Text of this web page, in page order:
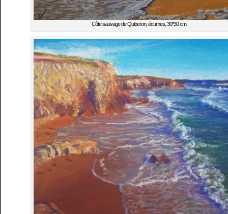
Côte sauvage de Quiberon, écumes, 30*30 cm